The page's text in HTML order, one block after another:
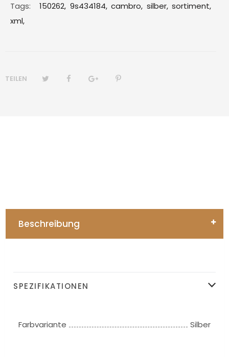
Tags: 150262, 9s434184, cambro, silber, sortiment,
xml,
TEILEN
Beschreibung
SPEZIFIKATIONEN
Farbvariante Silber